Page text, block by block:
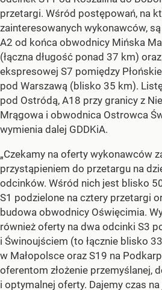
przetargi. Wśród postępowań, na
zainteresowanych wykonawców,
A2 od końca obwodnicy Mińska
(łączna długość ponad 37 km)
ekspresowej S7 pomiędzy
pod Warszawą (blisko 35 km).
pod Ostródą, A18 przy granicy z
Mrągowa i obwodnica Ostrowca
wymienia dalej GDDKiA.
„Czekamy na oferty wykonawców
przystąpieniem do przetargu na
odcinków. Wśród nich jest blisko
S1 podzielone na cztery przetargi
budowa obwodnicy Oświęcimia.
również oferty na dwa odcinki S3
i Świnoujściem (to łącznie blisko
w Małopolsce oraz S19 na
oferentom złożenie przemyślanej,
i optymalnej oferty. Dajemy czas